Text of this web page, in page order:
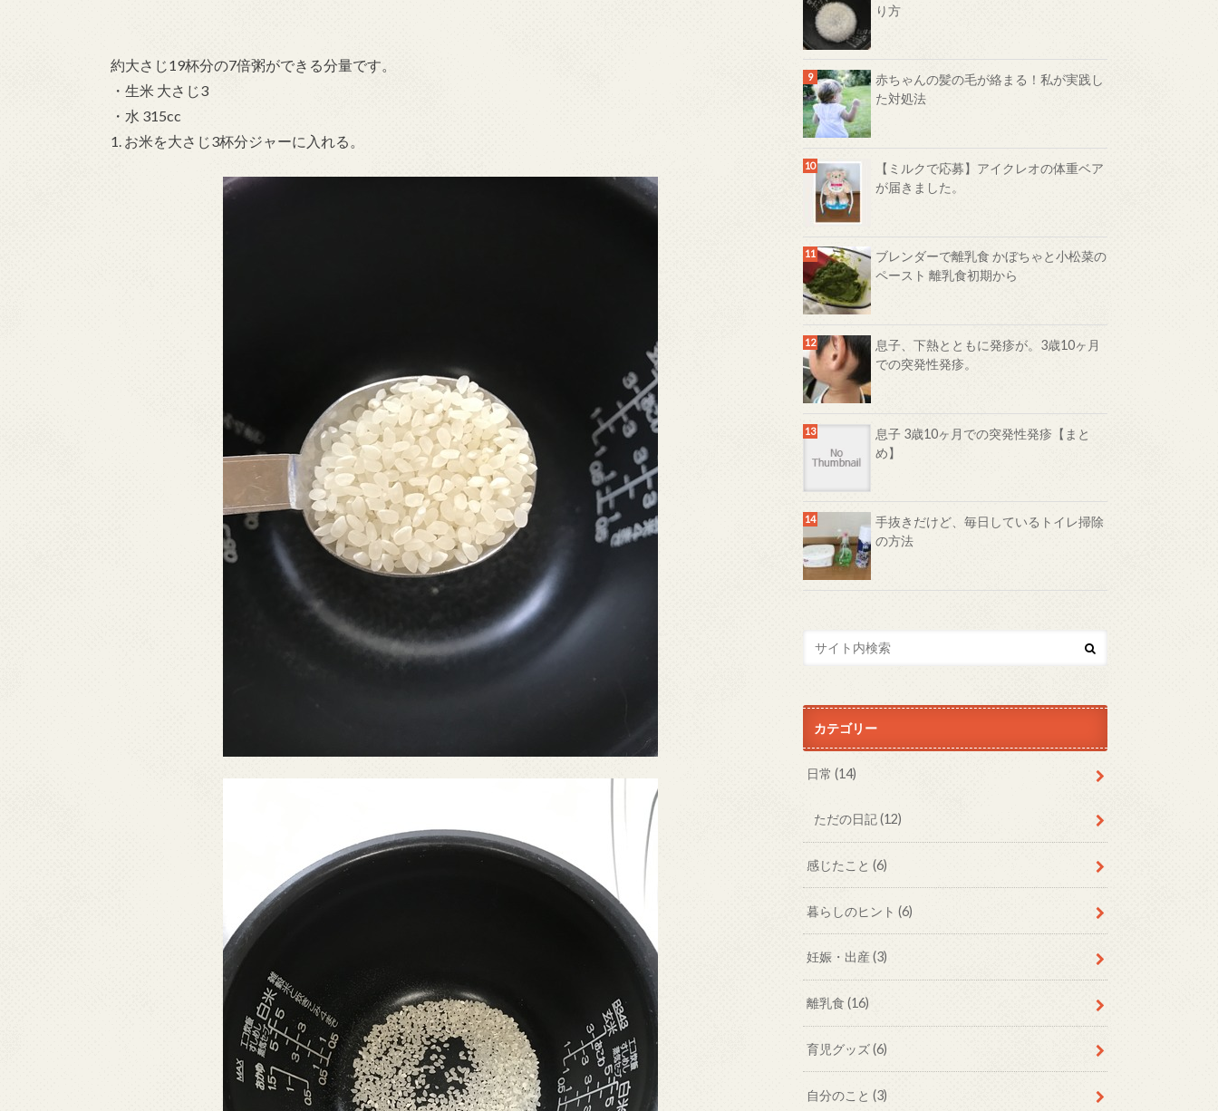
約大さじ19杯分の7倍粥ができる分量です。
・生米 大さじ3
・水 315cc
1. お米を大さじ3杯分ジャーに入れる。
り方
赤ちゃんの髪の毛が絡まる！私が実践し
た対処法
【ミルクで応募】アイクレオの体重ベア
が届きました。
ブレンダーで離乳食 かぼちゃと小松菜の
ペースト 離乳食初期から
息子、下熱とともに発疹が。3歳10ヶ月
での突発性発疹。
息子 3歳10ヶ月での突発性発疹【まと
め】
手抜きだけど、毎日しているトイレ掃除
の方法
カテゴリー
日常(14)
ただの日記(12)
感じたこと(6)
暮らしのヒント(6)
妊娠・出産(3)
離乳食(16)
育児グッズ(6)
自分のこと(3)